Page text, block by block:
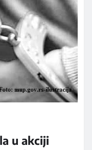
u akciji